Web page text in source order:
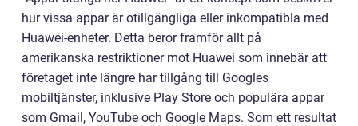
hur vissa appar är otillgängliga eller inkompatibla med
Huawei-enheter. Detta beror framför allt på
amerikanska restriktioner mot Huawei som innebär att
företaget inte längre har tillgång till Googles
mobiltjänster, inklusive Play Store och populära appar
som Gmail, YouTube och Google Maps. Som ett resultat